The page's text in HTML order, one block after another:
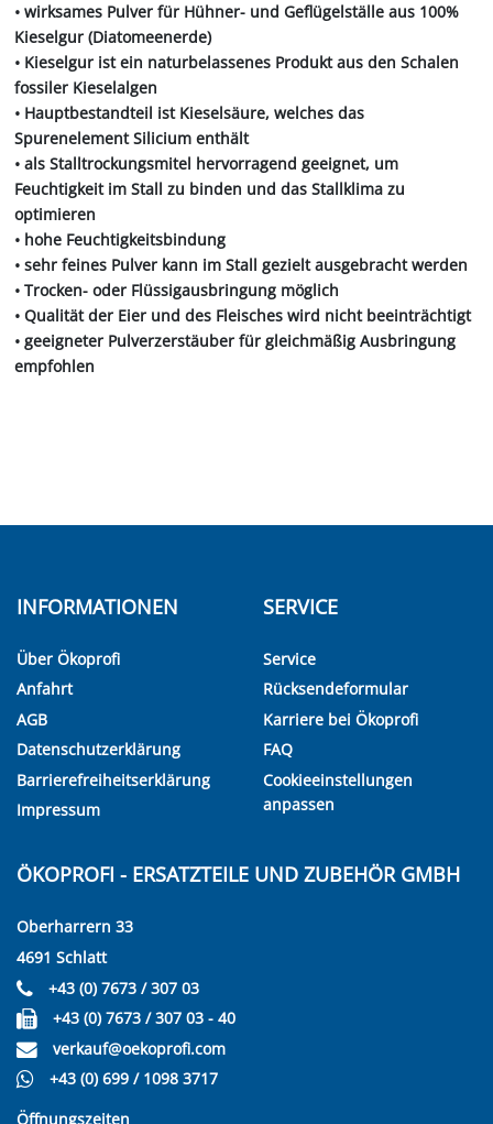
• wirksames Pulver für Hühner- und Geflügelställe aus 100%
Kieselgur (Diatomeenerde)
• Kieselgur ist ein naturbelassenes Produkt aus den Schalen
fossiler Kieselalgen
• Hauptbestandteil ist Kieselsäure, welches das
Spurenelement Silicium enthält
• als Stalltrockungsmitel hervorragend geeignet, um
Feuchtigkeit im Stall zu binden und das Stallklima zu
optimieren
• hohe Feuchtigkeitsbindung
• sehr feines Pulver kann im Stall gezielt ausgebracht werden
• Trocken- oder Flüssigausbringung möglich
• Qualität der Eier und des Fleisches wird nicht beeinträchtigt
• geeigneter Pulverzerstäuber für gleichmäßig Ausbringung
empfohlen
INFORMATIONEN
Über Ökoprofi
Anfahrt
AGB
Datenschutzerklärung
Barrierefreiheitserklärung
Impressum
SERVICE
Service
Rücksendeformular
Karriere bei Ökoprofi
FAQ
Cookieeinstellungen
anpassen
ÖKOPROFI - ERSATZTEILE UND ZUBEHÖR GMBH
Oberharrern 33
4691 Schlatt
+43 (0) 7673 / 307 03
+43 (0) 7673 / 307 03 - 40
verkauf@oekoprofi.com
+43 (0) 699 / 1098 3717
Öffnungszeiten